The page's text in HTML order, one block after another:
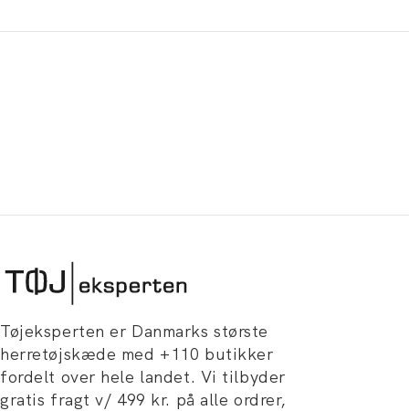
Tøjeksperten er Danmarks største
herretøjskæde med +110 butikker
fordelt over hele landet. Vi tilbyder
gratis fragt v/ 499 kr. på alle ordrer,